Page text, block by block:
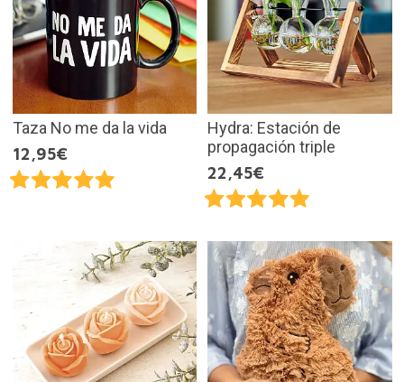
Taza No me da la vida
12,95€
Hydra: Estación de
propagación triple
22,45€